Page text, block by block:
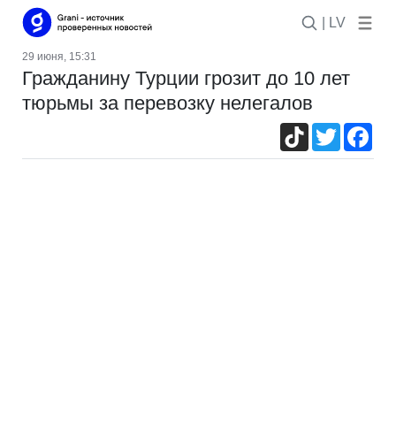
| LV
29 июня, 15:31
Гражданину Турции грозит до 10 лет
тюрьмы за перевозку нелегалов
TikTokTwitter